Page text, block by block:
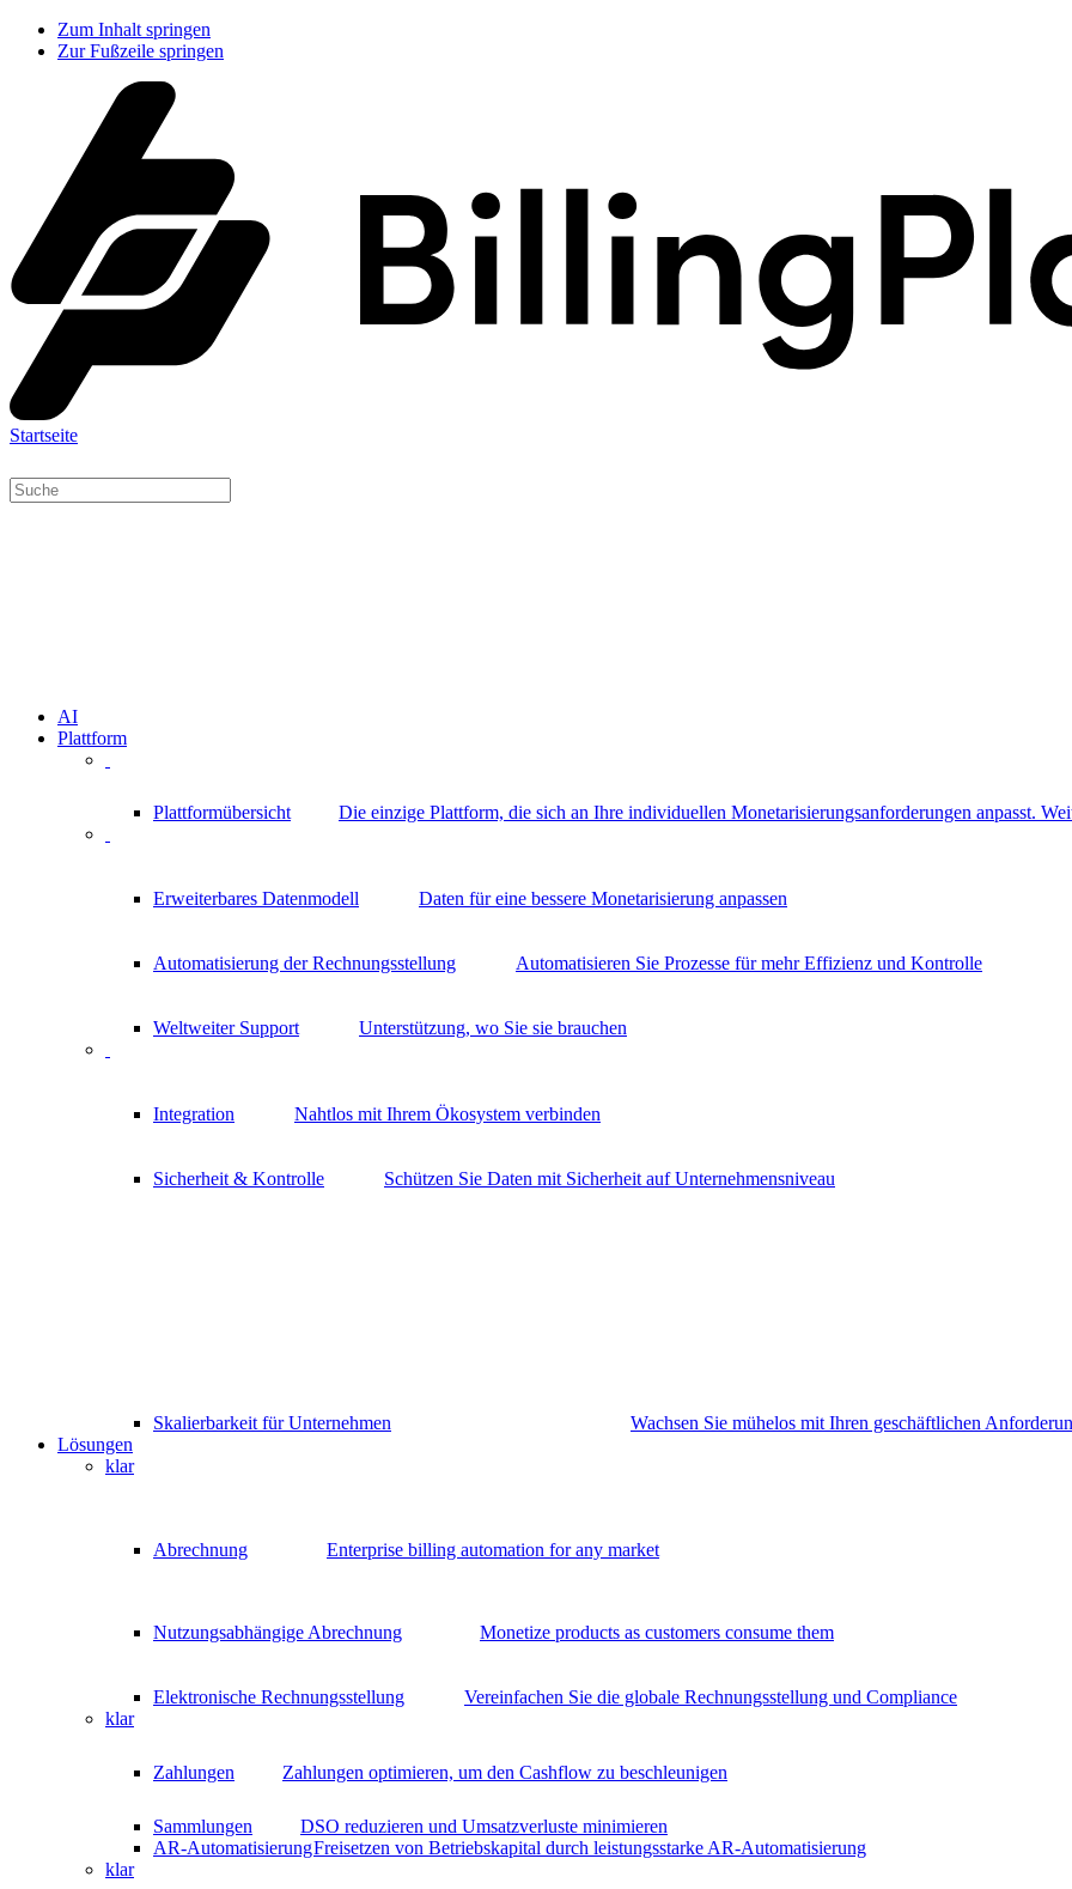
Zum Inhalt springen
Zur Fußzeile springen
Startseite
AI
Plattform
Plattformübersicht Die einzige Plattform, die sich an Ihre individuellen Monetarisierungsanforderungen anpasst.
Erweiterbares Datenmodell Daten für eine bessere Monetarisierung anpassen
Automatisierung der Rechnungsstellung Automatisieren Sie Prozesse für mehr Effizienz und Kontrolle
Weltweiter Support Unterstützung, wo Sie sie brauchen
Integration Nahtlos mit Ihrem Ökosystem verbinden
Sicherheit & Kontrolle Schützen Sie Daten mit Sicherheit auf Unternehmensniveau
Skalierbarkeit für Unternehmen
Wachsen Sie mühelos mit Ihren geschäftlichen
Lösungen
klar
Abrechnung Enterprise billing automation for any market
Nutzungsabhängige Abrechnung Monetize products as customers consume them
Elektronische Rechnungsstellung
Vereinfachen Sie die globale Rechnungsstellung und Compliance
klar
Zahlungen Zahlungen optimieren, um den Cashflow zu beschleunigen
Sammlungen
DSO reduzieren und Umsatzverluste minimieren
AR-AutomatisierungFreisetzen von Betriebskapital durch leistungsstarke AR-Automatisierung
klar